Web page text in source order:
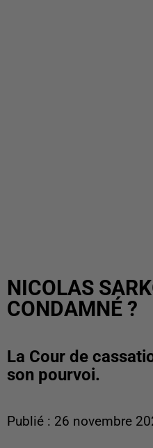
NICOLAS
CONDAMNÉ ?
La Cour de
son pourvoi.
Publié : 26 novembre